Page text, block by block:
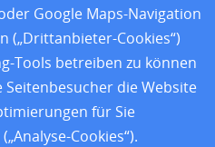
Sitzländern
Google Maps-Navigation
(„Drittanbieter-Cookies“)
Tools betreiben zu können
Seitenbesucher die Website
für Sie
Cookies“).